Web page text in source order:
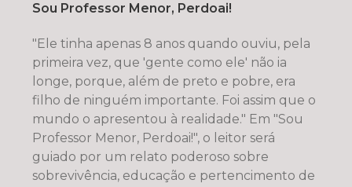
Sou Professor Menor, Perdoai!
"Ele tinha apenas 8 anos quando ouviu, pela
primeira vez, que 'gente como ele' não ia
longe, porque, além de preto e pobre, era
filho de ninguém importante. Foi assim que o
mundo o apresentou à realidade." Em "Sou
Professor Menor, Perdoai!", o leitor será
guiado por um relato poderoso sobre
sobrevivência, educação e pertencimento de